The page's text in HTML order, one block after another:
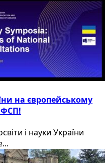
на європейському
ФСП!
і науки України